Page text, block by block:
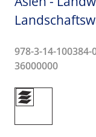
978-3-14-
36000000